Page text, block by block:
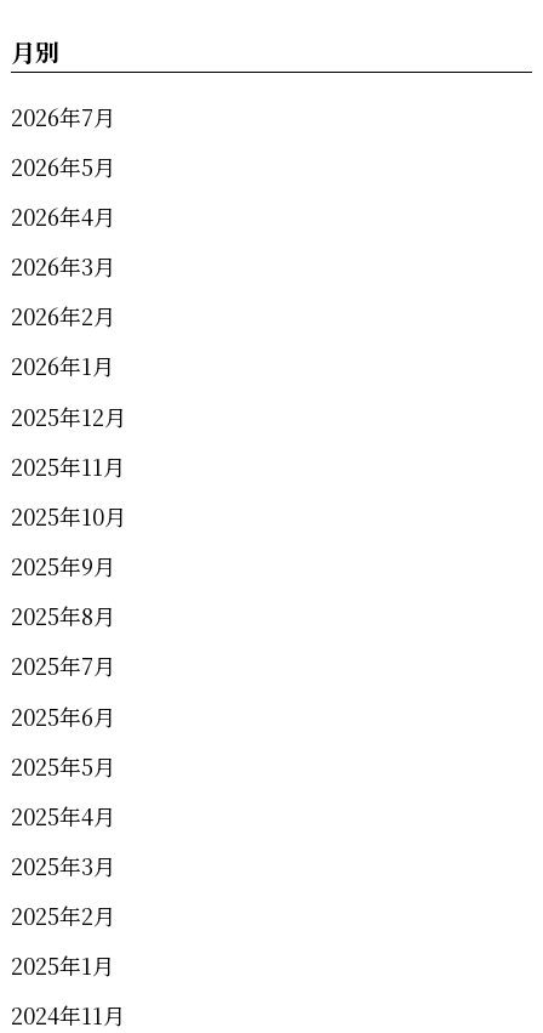
月別
2026年7月
2026年5月
2026年4月
2026年3月
2026年2月
2026年1月
2025年12月
2025年11月
2025年10月
2025年9月
2025年8月
2025年7月
2025年6月
2025年5月
2025年4月
2025年3月
2025年2月
2025年1月
2024年11月